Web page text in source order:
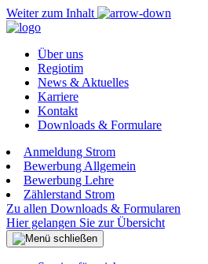
Weiter zum Inhalt
Über uns
Regiotim
News & Aktuelles
Karriere
Kontakt
Downloads & Formulare
Anmeldung Strom
Bewerbung Allgemein
Bewerbung Lehre
Zählerstand Strom
Zu allen Downloads & Formularen
Hier gelangen Sie zur Übersicht